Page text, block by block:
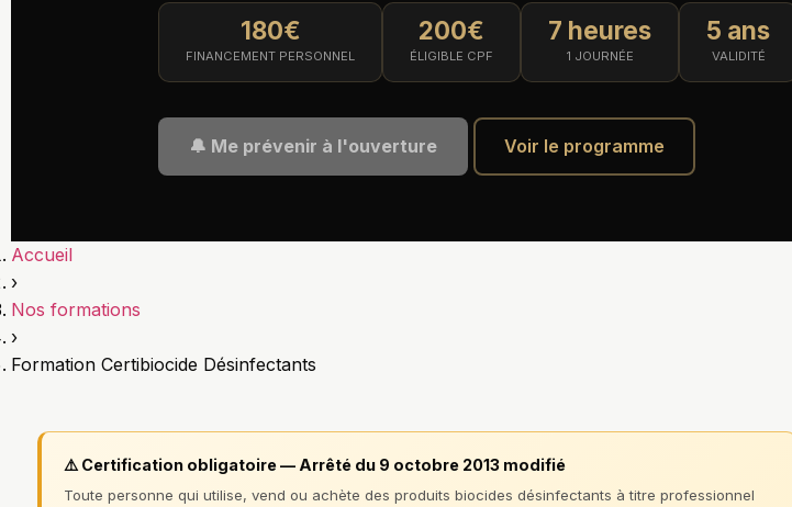
180€
FINANCEMENT PERSONNEL
200€
ÉLIGIBLE CPF
7 heures
1 JOURNÉE
5 ans
VALIDITÉ
🔔 Me prévenir à l'ouverture Voir le programme
Accueil
›
Nos formations
›
Formation Certibiocide Désinfectants
⚠️ Certification obligatoire — Arrêté du 9 octobre 2013 modifié
Toute personne qui utilise, vend ou achète des produits biocides désinfectants à titre professionnel